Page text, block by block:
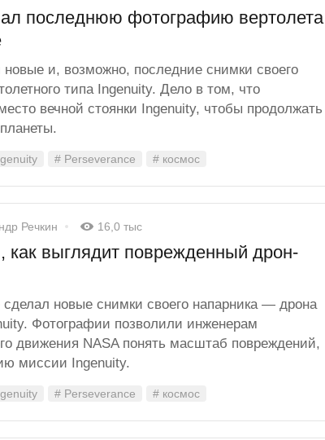
последнюю фотографию вертолета
и, возможно, последние снимки своего
типа Ingenuity. Дело в том, что
вечной стоянки Ingenuity, чтобы продолжать
# Perseverance # космос
Речкин 16,0 тыс
как выглядит поврежденный дрон-
новые снимки своего напарника — дрона
Фотографии позволили инженерам
движения NASA понять масштаб повреждений,
миссии Ingenuity.
# Perseverance # космос